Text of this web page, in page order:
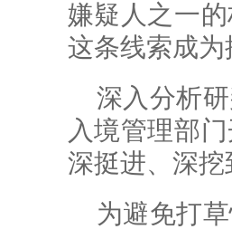
嫌疑人之一
这条线索成
深入分析
入境管理部
深挺进、深
为避免打